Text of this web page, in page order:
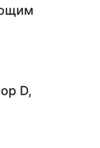
D,